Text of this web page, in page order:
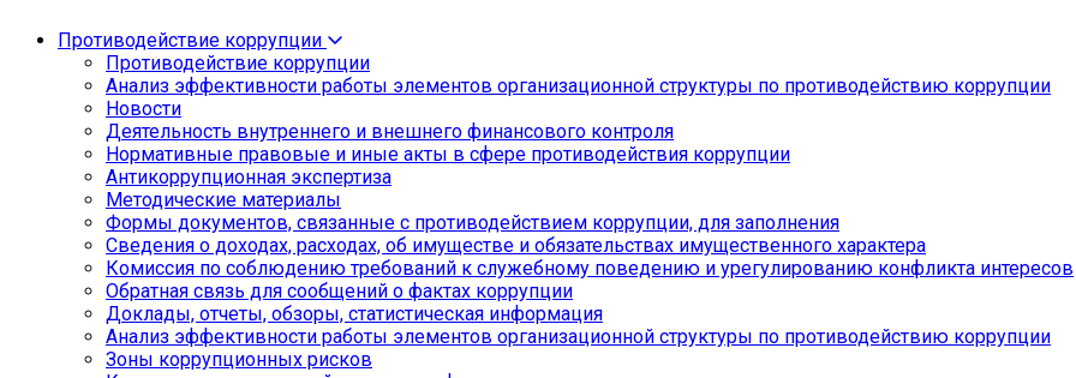
Противодействие коррупции
Противодействие коррупции
Анализ эффективности работы элементов организационной структуры по противодействию коррупции
Новости
Деятельность внутреннего и внешнего финансового контроля
Нормативные правовые и иные акты в сфере противодействия коррупции
Антикоррупционная экспертиза
Методические материалы
Формы документов, связанные с противодействием коррупции, для заполнения
Сведения о доходах, расходах, об имуществе и обязательствах имущественного характера
Комиссия по соблюдению требований к служебному поведению и урегулированию конфликта интересов
Обратная связь для сообщений о фактах коррупции
Доклады, отчеты, обзоры, статистическая информация
Анализ эффективности работы элементов организационной структуры по противодействию коррупции
Зоны коррупционных рисков